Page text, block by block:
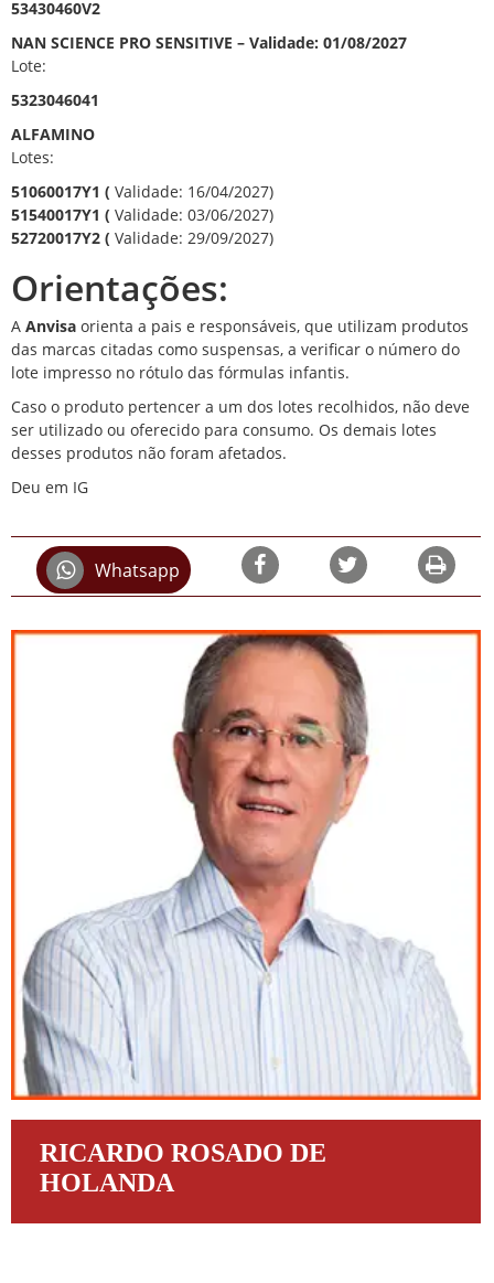
53430460V2
NAN SCIENCE PRO SENSITIVE – Validade: 01/08/2027
Lote:
5323046041
ALFAMINO
Lotes:
51060017Y1 ( Validade: 16/04/2027)
51540017Y1 ( Validade: 03/06/2027)
52720017Y2 ( Validade: 29/09/2027)
Orientações:
A Anvisa orienta a pais e responsáveis, que utilizam produtos
das marcas citadas como suspensas, a verificar o número do
lote impresso no rótulo das fórmulas infantis.
Caso o produto pertencer a um dos lotes recolhidos, não deve
ser utilizado ou oferecido para consumo. Os demais lotes
desses produtos não foram afetados.
Deu em IG
Whatsapp
RICARDO ROSADO DE
HOLANDA